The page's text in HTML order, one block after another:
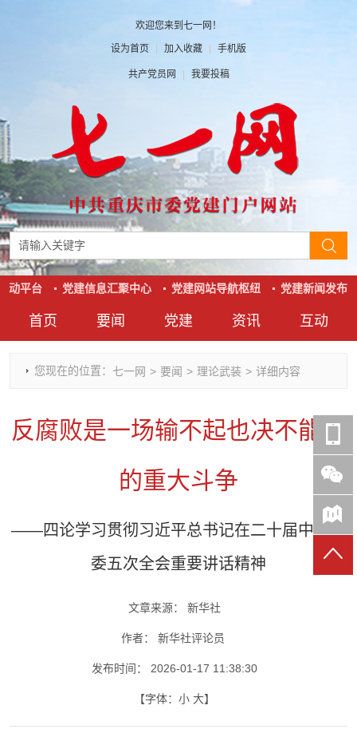
欢迎您来到七一网！
设为首页 | 加入收藏 | 手机版
共产党员网 | 我要投稿
首页 要闻
时政要闻
干部任免
七一视角
党建
党建动态
人才工作
作风建设
资讯
热点关注
党刊好文
党史参阅
互动
红岩评论
七一文学
七一号
动平台 党建信息汇聚中心 党建网站导航枢纽 党建新闻发布
您现在的位置： 七一网 > 要闻 > 理论武装 > 详细内容
反腐败是一场输不起也决不能输
的重大斗争
——四论学习贯彻习近平总书记在二十届中央纪
委五次全会重要讲话精神
文章来源： 新华社
作者： 新华社评论员
发布时间： 2026-01-17 11:38:30
【字体： 小 大】